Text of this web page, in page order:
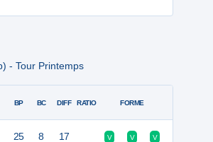
- Tour Printemps
BP BC DIFF RATIO FORME
25 8 17 V V V